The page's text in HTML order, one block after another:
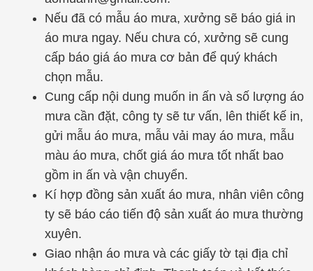
Nếu đã có mẫu áo mưa, xưởng sẽ báo giá in
áo mưa ngay. Nếu chưa có, xưởng sẽ cung
cấp báo giá áo mưa cơ bản để quý khách
chọn mẫu.
Cung cấp nội dung muốn in ấn và số lượng áo
mưa cần đặt, công ty sẽ tư vấn, lên thiết kế in,
gửi mẫu áo mưa, mẫu vải may áo mưa, mẫu
màu áo mưa, chốt giá áo mưa tốt nhất bao
gồm in ấn và vận chuyển.
Kí hợp đồng sản xuất áo mưa, nhân viên công
ty sẽ báo cáo tiến độ sản xuất áo mưa thường
xuyên.
Giao nhận áo mưa và các giấy tờ tại địa chỉ